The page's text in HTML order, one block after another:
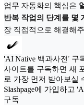
업무 자동화의 핵심은
반복 작업의 단계를 몇
장 직접적으로 해결해
'AI Native 백과사전' 구
사이트를 구독하면 새
로 가장 먼저 받아보실
Slashpage에 가입하고
구독